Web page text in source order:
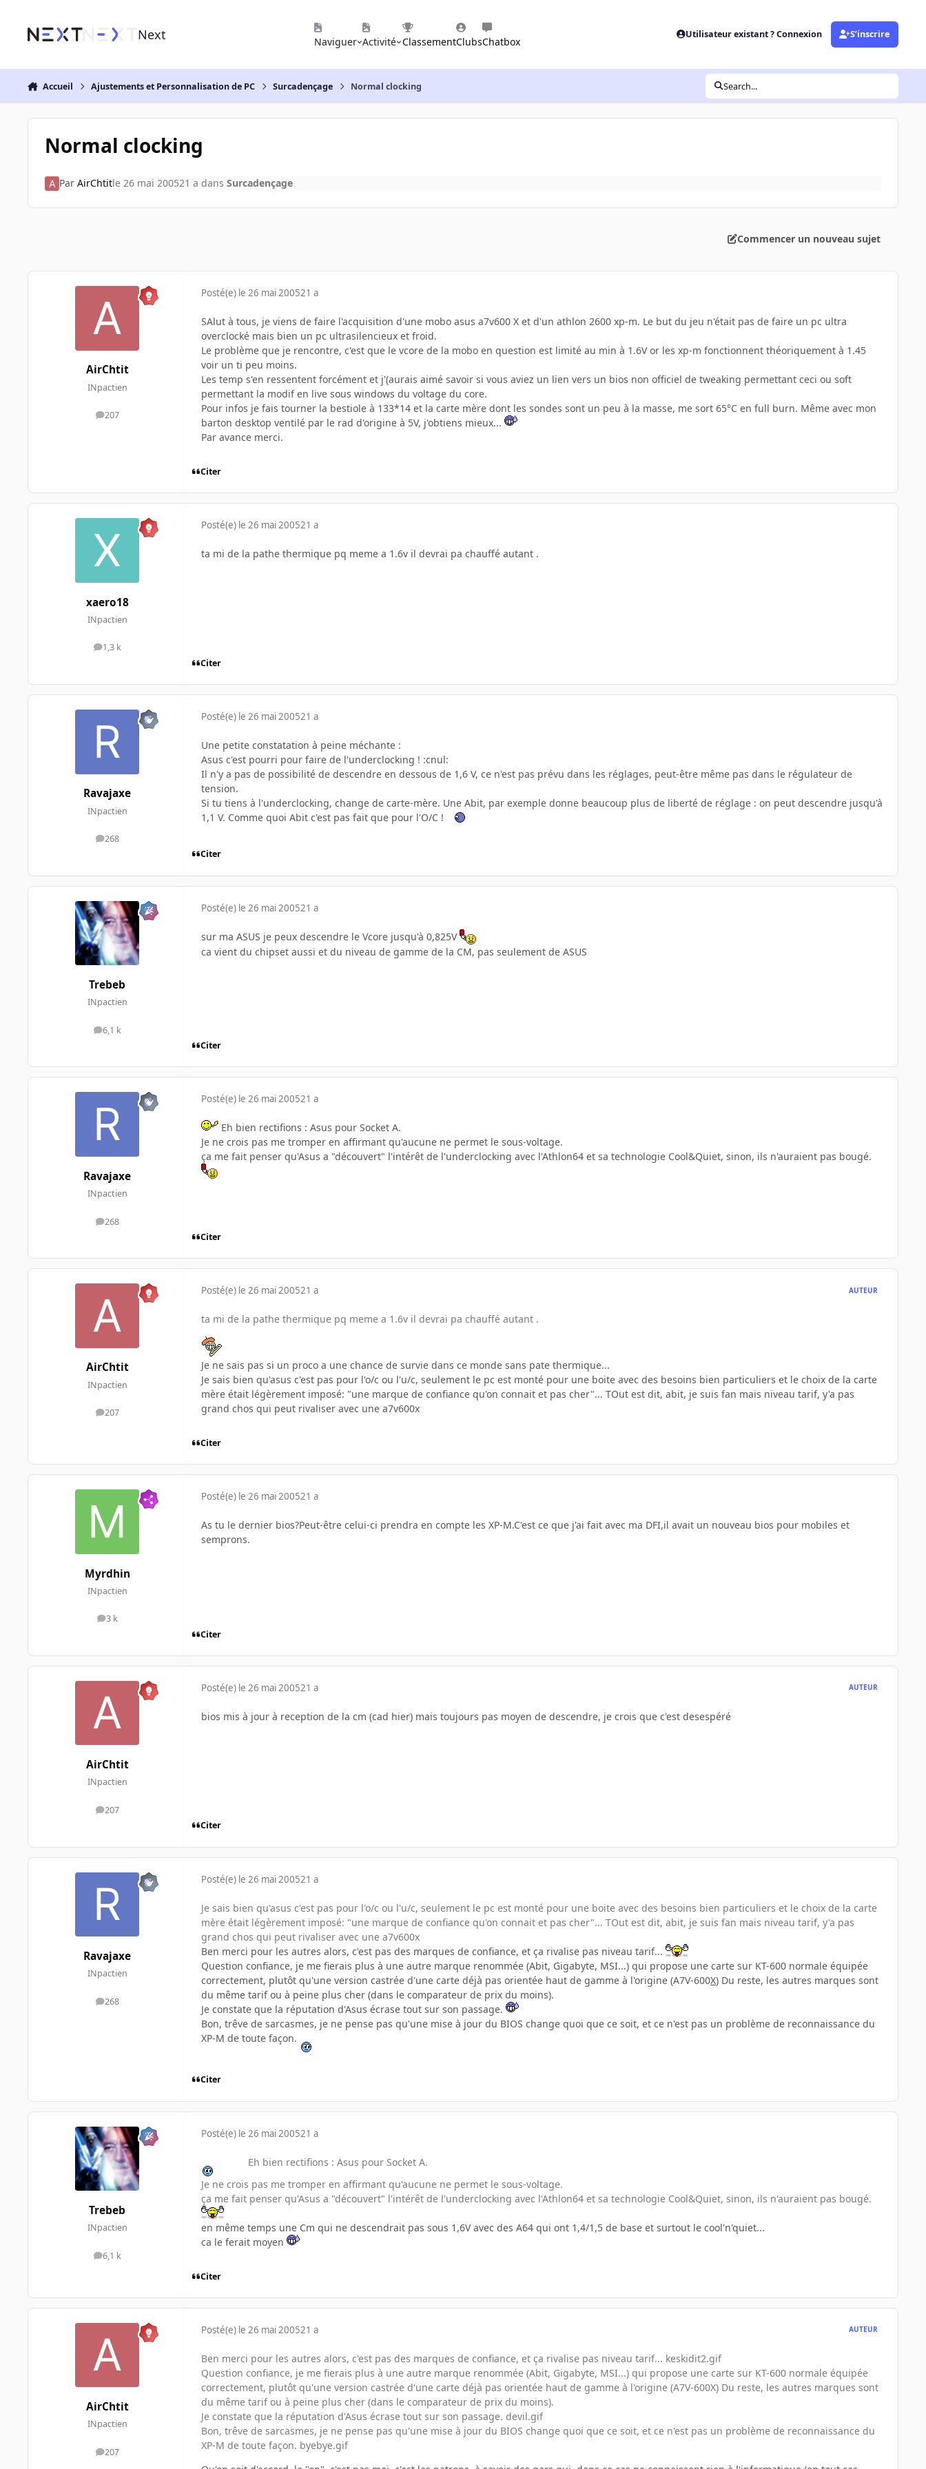
Next Naviguer Activité ClassementClubsChatbox
Utilisateur existant ? Connexion S’inscrire
Accueil Ajustements et Personnalisation de PC Surcadençage Normal clocking Search...
Normal clocking
Par AirChtitle 26 mai 200521 a dans Surcadençage
Commencer un nouveau sujet
AirChtit
INpactien
207
messages
Posté(e) le 26 mai 200521 a
SAlut à tous, je viens de faire l'acquisition d'une mobo asus a7v600 X et d'un athlon 2600 xp-m. Le but du jeu n'était pas de faire un pc ultra
overclocké mais bien un pc ultrasilencieux et froid.
Le problème que je rencontre, c'est que le vcore de la mobo en question est limité au min à 1.6V or les xp-m fonctionnent théoriquement à 1.45
voir un ti peu moins.
Les temp s'en ressentent forcément et j'(aurais aimé savoir si vous aviez un lien vers un bios non officiel de tweaking permettant ceci ou soft
permettant la modif en live sous windows du voltage du core.
Pour infos je fais tourner la bestiole à 133*14 et la carte mère dont les sondes sont un peu à la masse, me sort 65°C en full burn. Même avec mon
barton desktop ventilé par le rad d'origine à 5V, j'obtiens mieux...
Par avance merci.
Citer
xaero18
INpactien
1,3 k
messages
Posté(e) le 26 mai 200521 a
ta mi de la pathe thermique pq meme a 1.6v il devrai pa chauffé autant .
Citer
Ravajaxe
INpactien
268
messages
Posté(e) le 26 mai 200521 a
Une petite constatation à peine méchante :
Asus c'est pourri pour faire de l'underclocking ! :cnul:
Il n'y a pas de possibilité de descendre en dessous de 1,6 V, ce n'est pas prévu dans les réglages, peut-être même pas dans le régulateur de
tension.
Si tu tiens à l'underclocking, change de carte-mère. Une Abit, par exemple donne beaucoup plus de liberté de réglage : on peut descendre jusqu'à
1,1 V. Comme quoi Abit c'est pas fait que pour l'O/C !
Citer
Trebeb
INpactien
6,1 k
messages
Posté(e) le 26 mai 200521 a
sur ma ASUS je peux descendre le Vcore jusqu'à 0,825V
ca vient du chipset aussi et du niveau de gamme de la CM, pas seulement de ASUS
Citer
Ravajaxe
INpactien
268
messages
Posté(e) le 26 mai 200521 a
Eh bien rectifions : Asus pour Socket A.
Je ne crois pas me tromper en affirmant qu'aucune ne permet le sous-voltage.
ça me fait penser qu'Asus a "découvert" l'intérêt de l'underclocking avec l'Athlon64 et sa technologie Cool&Quiet, sinon, ils n'auraient pas bougé.
Citer
AirChtit
INpactien
207
messages
Posté(e) le 26 mai 200521 a AUTEUR
ta mi de la pathe thermique pq meme a 1.6v il devrai pa chauffé autant .
Je ne sais pas si un proco a une chance de survie dans ce monde sans pate thermique...
Je sais bien qu'asus c'est pas pour l'o/c ou l'u/c, seulement le pc est monté pour une boite avec des besoins bien particuliers et le choix de la carte
mère était légèrement imposé: "une marque de confiance qu'on connait et pas cher"... TOut est dit, abit, je suis fan mais niveau tarif, y'a pas
grand chos qui peut rivaliser avec une a7v600x
Citer
Myrdhin
INpactien
3 k
messages
Posté(e) le 26 mai 200521 a
As tu le dernier bios?Peut-être celui-ci prendra en compte les XP-M.C'est ce que j'ai fait avec ma DFI,il avait un nouveau bios pour mobiles et
semprons.
Citer
AirChtit
INpactien
207
messages
Posté(e) le 26 mai 200521 a AUTEUR
bios mis à jour à reception de la cm (cad hier) mais toujours pas moyen de descendre, je crois que c'est desespéré
Citer
Ravajaxe
INpactien
268
messages
Posté(e) le 26 mai 200521 a
Je sais bien qu'asus c'est pas pour l'o/c ou l'u/c, seulement le pc est monté pour une boite avec des besoins bien particuliers et le choix de la carte
mère était légèrement imposé: "une marque de confiance qu'on connait et pas cher"... TOut est dit, abit, je suis fan mais niveau tarif, y'a pas
grand chos qui peut rivaliser avec une a7v600x
Ben merci pour les autres alors, c'est pas des marques de confiance, et ça rivalise pas niveau tarif...
Question confiance, je me fierais plus à une autre marque renommée (Abit, Gigabyte, MSI...) qui propose une carte sur KT-600 normale équipée
correctement, plutôt qu'une version castrée d'une carte déjà pas orientée haut de gamme à l'origine (A7V-600X) Du reste, les autres marques sont
du même tarif ou à peine plus cher (dans le comparateur de prix du moins).
Je constate que la réputation d'Asus écrase tout sur son passage.
Bon, trêve de sarcasmes, je ne pense pas qu'une mise à jour du BIOS change quoi que ce soit, et ce n'est pas un problème de reconnaissance du
XP-M de toute façon.
Citer
Trebeb
INpactien
6,1 k
messages
Posté(e) le 26 mai 200521 a
Eh bien rectifions : Asus pour Socket A.
Je ne crois pas me tromper en affirmant qu'aucune ne permet le sous-voltage.
ça me fait penser qu'Asus a "découvert" l'intérêt de l'underclocking avec l'Athlon64 et sa technologie Cool&Quiet, sinon, ils n'auraient pas bougé.
en même temps une Cm qui ne descendrait pas sous 1,6V avec des A64 qui ont 1,4/1,5 de base et surtout le cool'n'quiet...
ca le ferait moyen
Citer
AirChtit
INpactien
207
messages
Posté(e) le 26 mai 200521 a AUTEUR
Ben merci pour les autres alors, c'est pas des marques de confiance, et ça rivalise pas niveau tarif... keskidit2.gif
Question confiance, je me fierais plus à une autre marque renommée (Abit, Gigabyte, MSI...) qui propose une carte sur KT-600 normale équipée
correctement, plutôt qu'une version castrée d'une carte déjà pas orientée haut de gamme à l'origine (A7V-600X) Du reste, les autres marques sont
du même tarif ou à peine plus cher (dans le comparateur de prix du moins).
Je constate que la réputation d'Asus écrase tout sur son passage. devil.gif
Bon, trêve de sarcasmes, je ne pense pas qu'une mise à jour du BIOS change quoi que ce soit, et ce n'est pas un problème de reconnaissance du
XP-M de toute façon. byebye.gif